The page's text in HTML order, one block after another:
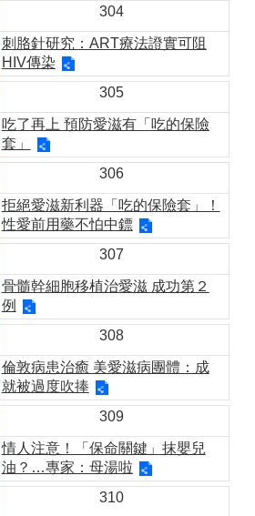
304
刺胳針研究：ART療法證實可阻
HIV傳染
305
吃了再上 預防愛滋有「吃的保險
套」
306
拒絕愛滋新利器「吃的保險套」！
性愛前用藥不怕中鏢
307
骨髓幹細胞移植治愛滋 成功第２
例
308
倫敦病患治癒 美愛滋病團體：成
就被過度吹捧
309
情人注意！「保命關鍵」抹嬰兒
油？…專家：母湯啦
310